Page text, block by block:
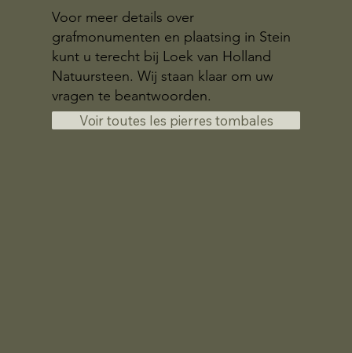
Voor meer details over
grafmonumenten en plaatsing in Stein
kunt u terecht bij Loek van Holland
Natuursteen. Wij staan klaar om uw
vragen te beantwoorden.
Voir toutes les pierres tombales